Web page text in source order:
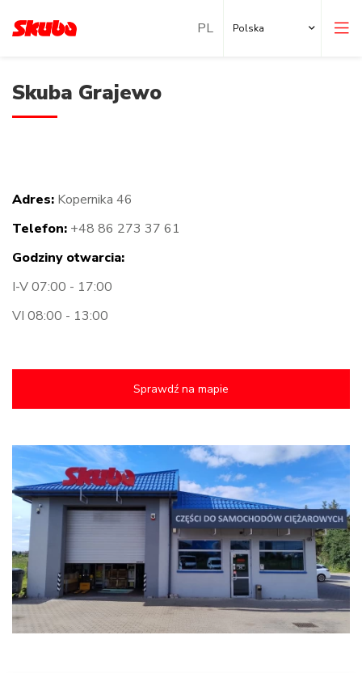
Polska
Skuba Grajewo
Adres: Kopernika 46
Telefon: +48 86 273 37 61
Godziny otwarcia:
I-V 07:00 - 17:00
VI 08:00 - 13:00
Sprawdź na mapie